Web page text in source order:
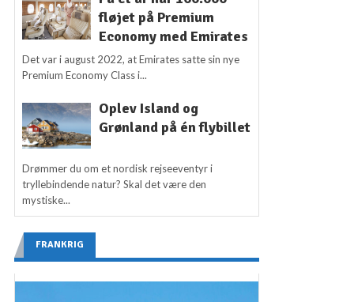
fløjet på Premium
Economy med Emirates
Det var i august 2022, at Emirates satte sin nye
Premium Economy Class i...
Oplev Island og
Grønland på én flybillet
Drømmer du om et nordisk rejseeventyr i
tryllebindende natur? Skal det være den
mystiske...
FRANKRIG